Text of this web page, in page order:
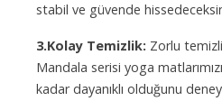
stabil ve güvende
3.Kolay Temizlik: Zorlu
Mandala serisi yoga
kadar dayanıklı olduğunu